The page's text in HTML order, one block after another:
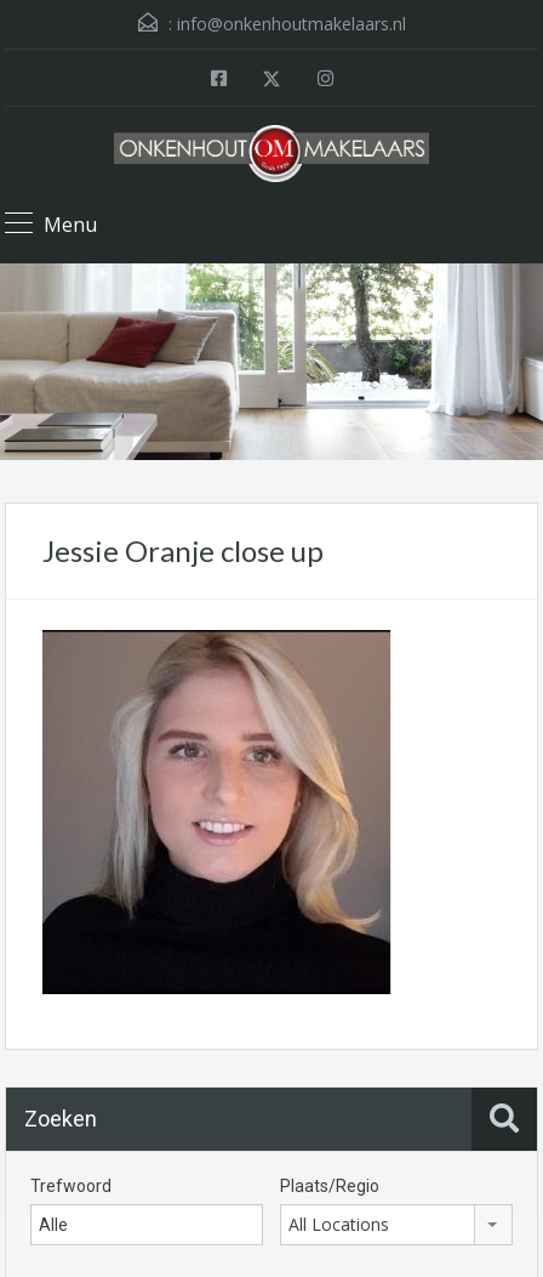
: info@onkenhoutmakelaars.nl
Menu
Jessie Oranje close up
Zoeken
Trefwoord Plaats/Regio
All Locations